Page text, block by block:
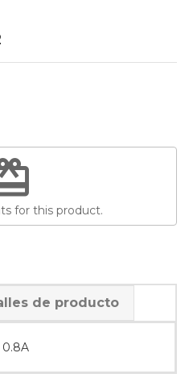
for this product.
de producto
0.8A